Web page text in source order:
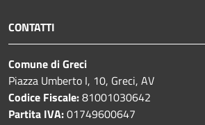
CONTATTI
Comune di Greci
Piazza Umberto I, 10, Greci, AV
Codice Fiscale:81001030642
Partita IVA:01749600647